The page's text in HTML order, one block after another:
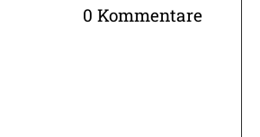
Infos
0 Kommentare